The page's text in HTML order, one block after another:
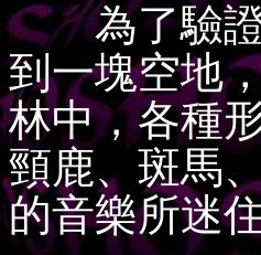
為了驗證他
到一塊空地
林中，各種
頸鹿、斑馬
的音樂所迷